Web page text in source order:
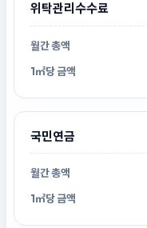
위탁관리수수료
국민연금